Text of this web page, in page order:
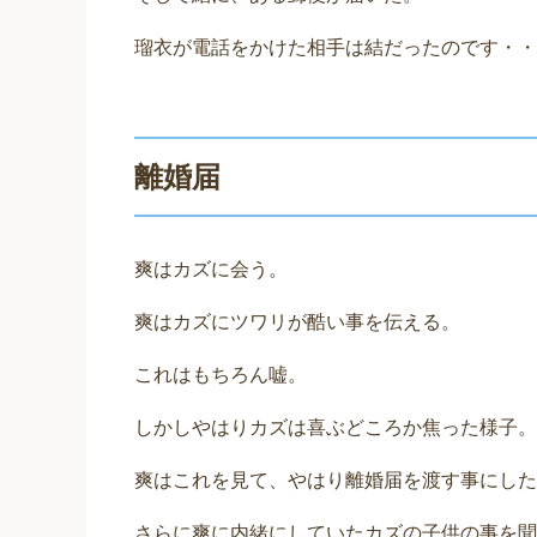
瑠衣が電話をかけた相手は結だったのです・・
離婚届
爽はカズに会う。
爽はカズにツワリが酷い事を伝える。
これはもちろん嘘。
しかしやはりカズは喜ぶどころか焦った様子。
爽はこれを見て、やはり離婚届を渡す事にした
さらに爽に内緒にしていたカズの子供の事を聞